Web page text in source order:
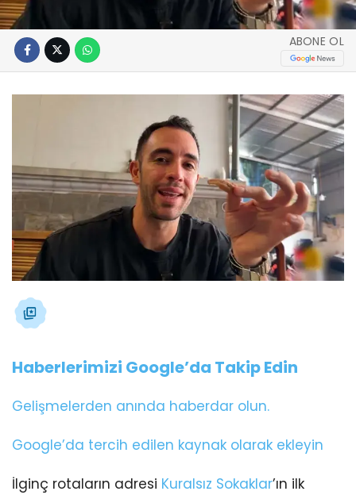
ABONE OL
Haberlerimizi Google’da Takip Edin
Gelişmelerden anında haberdar olun.
Google’da tercih edilen kaynak olarak ekleyin
İlginç rotaların adresi Kuralsız Sokaklar’ın ilk